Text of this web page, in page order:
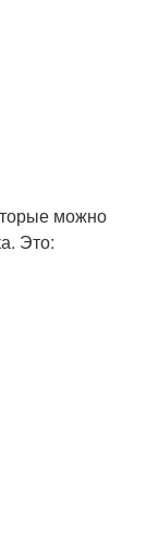
можно
Это: